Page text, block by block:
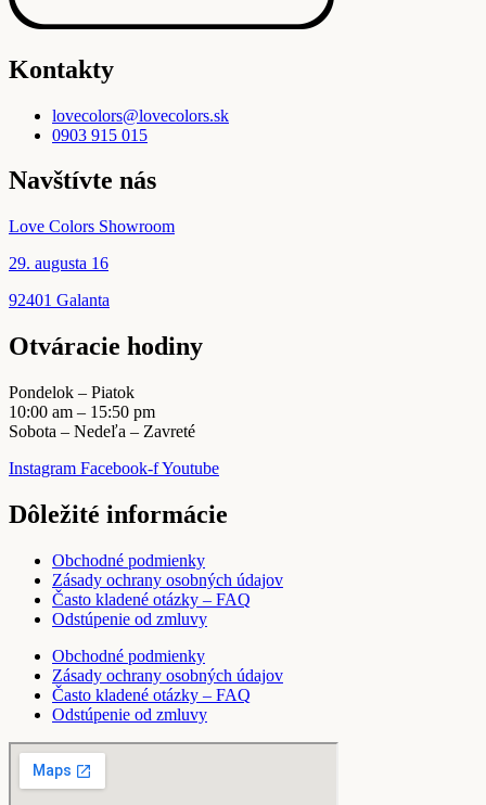
Kontakty
lovecolors@lovecolors.sk
0903 915 015
Navštívte nás
Love Colors Showroom
29. augusta 16
92401 Galanta
Otváracie hodiny
Pondelok – Piatok
10:00 am – 15:50 pm
Sobota – Nedeľa – Zavreté
Instagram Facebook-fYoutube
Dôležité informácie
Obchodné podmienky
Zásady ochrany osobných údajov
Často kladené otázky – FAQ
Odstúpenie od zmluvy
Obchodné podmienky
Zásady ochrany osobných údajov
Často kladené otázky – FAQ
Odstúpenie od zmluvy